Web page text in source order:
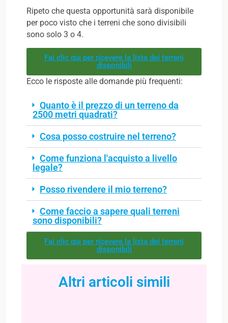
Ripeto che questa opportunità sarà disponibile
per poco visto che i terreni che sono divisibili
sono solo 3 o 4.
Fai clic qui per ricevere la lista dei terreni
disponibili
Ecco le risposte alle domande più frequenti:
Quanto è il prezzo di un terreno da
2500 metri quadrati?
Cosa posso costruire nel terreno?
Come funziona l'acquisto a livello
legale?
Posso rivendere il mio terreno?
Come faccio a sapere quali terreni
sono disponibili?
Fai clic qui per ricevere la lista dei terreni
disponibili
Altri articoli simili